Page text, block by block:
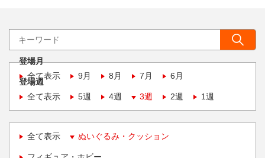
登場月
全て表示
9月 8月 7月 6月
登場週
全て表示
5週 4週 3週 2週 1週
全て表示 ぬいぐるみ・クッション